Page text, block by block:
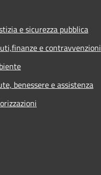
e sicurezza pubblica
e contravvenzioni
benessere e assistenza